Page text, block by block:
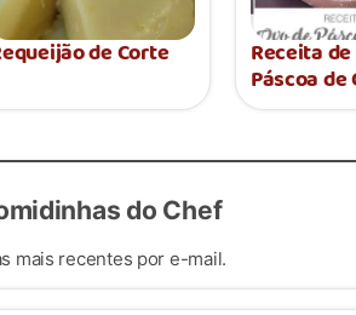
de Corte Receita
Páscoa de
do Chef
mais recentes por e-mail.